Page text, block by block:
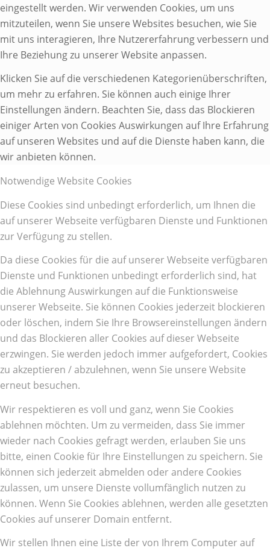
eingestellt werden. Wir verwenden Cookies, um uns
mitzuteilen, wenn Sie unsere Websites besuchen, wie Sie
mit uns interagieren, Ihre Nutzererfahrung verbessern und
Ihre Beziehung zu unserer Website anpassen.
Klicken Sie auf die verschiedenen Kategorienüberschriften,
um mehr zu erfahren. Sie können auch einige Ihrer
Einstellungen ändern. Beachten Sie, dass das Blockieren
einiger Arten von Cookies Auswirkungen auf Ihre Erfahrung
auf unseren Websites und auf die Dienste haben kann, die
wir anbieten können.
Notwendige Website Cookies
Diese Cookies sind unbedingt erforderlich, um Ihnen die
auf unserer Webseite verfügbaren Dienste und Funktionen
zur Verfügung zu stellen.
Da diese Cookies für die auf unserer Webseite verfügbaren
Dienste und Funktionen unbedingt erforderlich sind, hat
die Ablehnung Auswirkungen auf die Funktionsweise
unserer Webseite. Sie können Cookies jederzeit blockieren
oder löschen, indem Sie Ihre Browsereinstellungen ändern
und das Blockieren aller Cookies auf dieser Webseite
erzwingen. Sie werden jedoch immer aufgefordert, Cookies
zu akzeptieren / abzulehnen, wenn Sie unsere Website
erneut besuchen.
Wir respektieren es voll und ganz, wenn Sie Cookies
ablehnen möchten. Um zu vermeiden, dass Sie immer
wieder nach Cookies gefragt werden, erlauben Sie uns
bitte, einen Cookie für Ihre Einstellungen zu speichern. Sie
können sich jederzeit abmelden oder andere Cookies
zulassen, um unsere Dienste vollumfänglich nutzen zu
können. Wenn Sie Cookies ablehnen, werden alle gesetzten
Cookies auf unserer Domain entfernt.
Wir stellen Ihnen eine Liste der von Ihrem Computer auf